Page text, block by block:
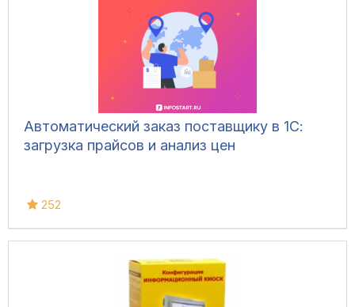
Автоматический заказ поставщику в 1С:
загрузка прайсов и анализ цен
252